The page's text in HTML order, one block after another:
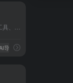
导航